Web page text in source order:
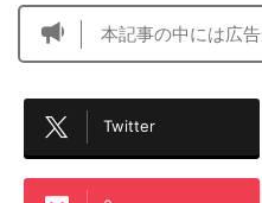
本記事の中には広
Twitter